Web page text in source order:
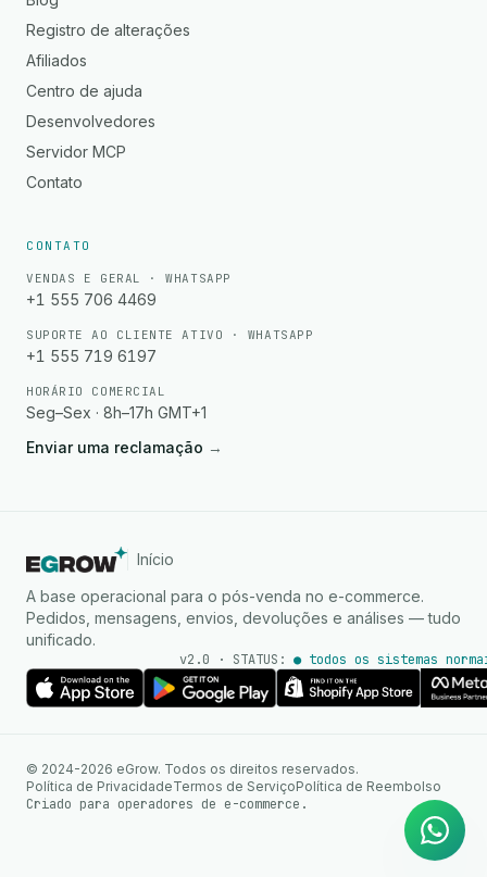
Registro de alterações
Afiliados
Centro de ajuda
Desenvolvedores
Servidor MCP
Contato
CONTATO
VENDAS E GERAL · WHATSAPP
+1 555 706 4469
SUPORTE AO CLIENTE ATIVO · WHATSAPP
+1 555 719 6197
HORÁRIO COMERCIAL
Seg–Sex · 8h–17h GMT+1
Enviar uma reclamação →
Início
A base operacional para o pós-venda no e-commerce.
Pedidos, mensagens, envios, devoluções e análises — tudo
unificado.
v2.0 · STATUS: ● todos os sistemas
© 2024-2026 eGrow. Todos os direitos reservados.
Política de PrivacidadeTermos de ServiçoPolítica de Reembolso
Criado para operadores de e-commerce.
WhatsApp